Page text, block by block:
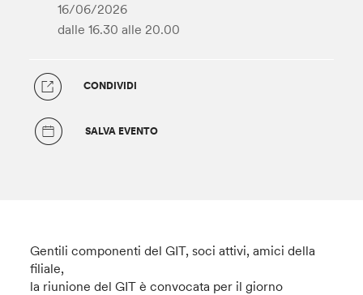
16/06/2026
dalle 16.30 alle 20.00
CONDIVIDI
SALVA EVENTO
Gentili componenti del GIT, soci attivi, amici della
filiale,
la riunione del GIT è convocata per il giorno